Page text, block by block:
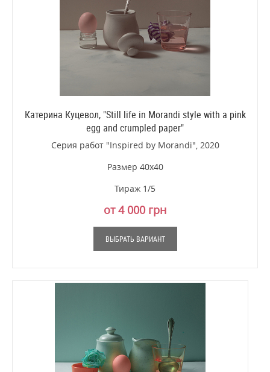
Катерина Куцевол, "Still life in Morandi style with a pink
egg and crumpled paper"
Серия работ "Inspired by Morandi", 2020
Размер 40х40
Тираж 1/5
от 4 000 грн
ВЫБРАТЬ ВАРИАНТ